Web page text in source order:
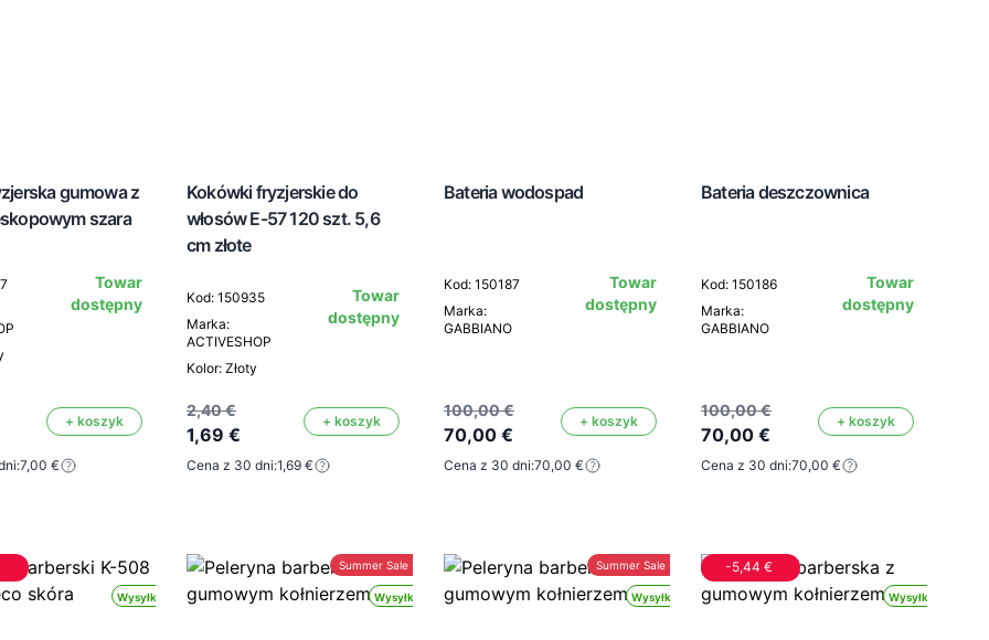
gumowa z
szara
Towar
dostępny
+ koszyk
7,00 €
Kokówki fryzjerskie do
włosów E-57 120 szt. 5,6
cm złote
Kod: 150935
Marka:
ACTIVESHOP
Kolor: Złoty
Towar
dostępny
2,40 €
1,69 €
+ koszyk
Cena z 30 dni:1,69 €
Bateria wodospad
Kod: 150187
Marka:
GABBIANO
Towar
dostępny
100,00 €
70,00 €
+ koszyk
Cena z 30 dni:70,00 €
Bateria deszczownica
Kod: 150186
Marka:
GABBIANO
Towar
dostępny
100,00 €
70,00 €
+ koszyk
Cena z 30 dni:70,00 €
Wysyłka 24h Wysyłka 24h
Summer Sale -30%
Wysyłka 24h
Summer Sale -30%
Wysyłka 24h
-5,44 €